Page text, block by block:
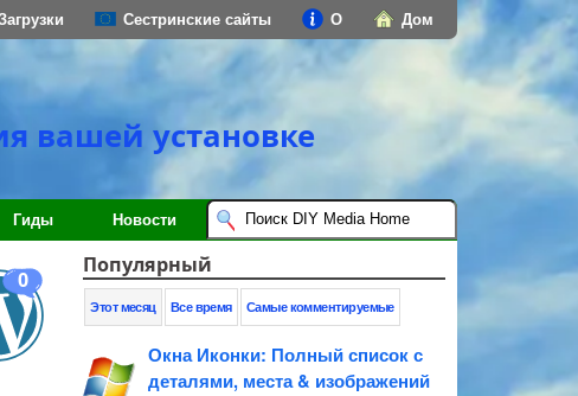
Дом
О
Сестринские сайты
вашей установке
Гиды Новости
0
Популярный
Этот месяц Все время Самые комментируемые
Окна Иконки: Полный список с
деталями, места & изображений